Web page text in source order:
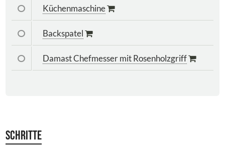
Küchenmaschine
Backspatel
Damast Chefmesser mit Rosenholzgriff
Schritte